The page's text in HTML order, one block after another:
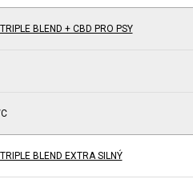
BLEND + CBD PRO PSY
BLEND EXTRA SILNÝ